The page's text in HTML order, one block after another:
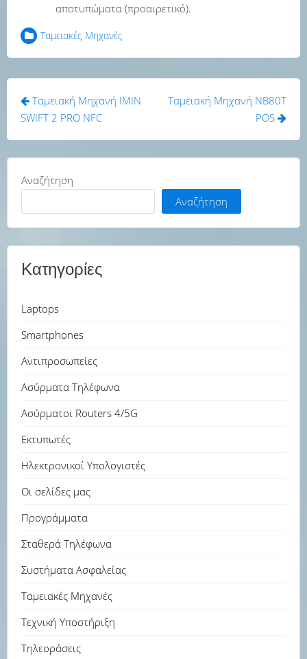
αποτυπώματα (προαιρετικό).
Ταμειακές Μηχανές
Πλοήγηση
άρθρων
Ταμειακή Μηχανή IMIN
SWIFT 2 PRO NFC
Ταμειακή Μηχανή NB80T
POS
Αναζήτηση
Αναζήτηση
Κατηγορίες
Laptops
Smartphones
Αντιπροσωπείες
Ασύρματα Τηλέφωνα
Ασύρματοι Routers 4/5G
Εκτυπωτές
Ηλεκτρονικοί Υπολογιστές
Οι σελίδες μας
Προγράμματα
Σταθερά Τηλέφωνα
Συστήματα Ασφαλείας
Ταμειακές Μηχανές
Τεχνική Υποστήριξη
Τηλεοράσεις